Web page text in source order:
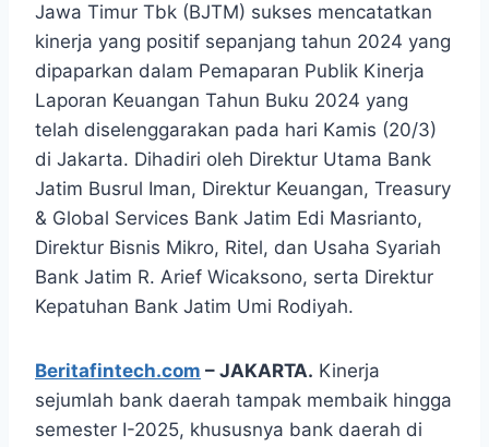
Jawa Timur Tbk (BJTM) sukses mencatatkan
kinerja yang positif sepanjang tahun 2024 yang
dipaparkan dalam Pemaparan Publik Kinerja
Laporan Keuangan Tahun Buku 2024 yang
telah diselenggarakan pada hari Kamis (20/3)
di Jakarta. Dihadiri oleh Direktur Utama Bank
Jatim Busrul Iman, Direktur Keuangan, Treasury
& Global Services Bank Jatim Edi Masrianto,
Direktur Bisnis Mikro, Ritel, dan Usaha Syariah
Bank Jatim R. Arief Wicaksono, serta Direktur
Kepatuhan Bank Jatim Umi Rodiyah.
Beritafintech.com – JAKARTA. Kinerja
sejumlah bank daerah tampak membaik hingga
semester I-2025, khususnya bank daerah di